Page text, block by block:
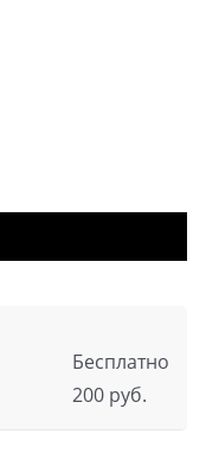
Бесплатно
200 руб.